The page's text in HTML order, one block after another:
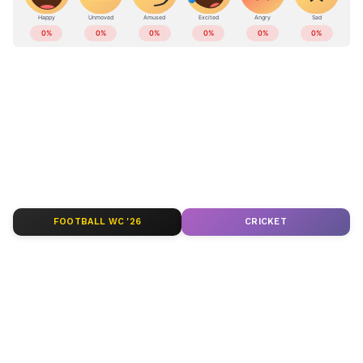
ഇന്ത്യയിലെയും ലോകമെമ്പാടുമുള്ള എല്ലാ
ABOUT THE AUTHOR
FOOTBALL WC '26 CRICKET